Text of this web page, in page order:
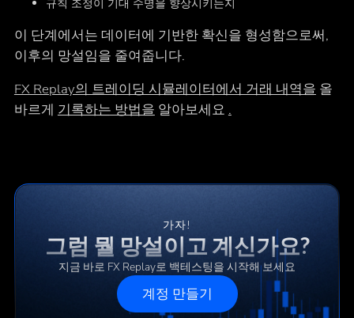
이 단계에서는 데이터에 기반한 확신을 형성함으로써,
이후의 망설임을 줄여줍니다.
FX Replay의 트레이딩 시뮬레이터에서 거래 내역을 올
바르게 기록하는 방법을 알아보세요 .
가자!
그럼 뭘 망설이고 계신가요?
지금 바로 FX Replay로 백테스팅을 시작해 보세요
계정 만들기